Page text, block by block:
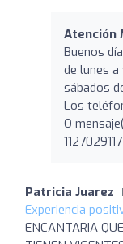
Atención
Buenos
de lunes a
sábados
Los
O
Patricia Juarez
Experiencia
ENCANTARIA